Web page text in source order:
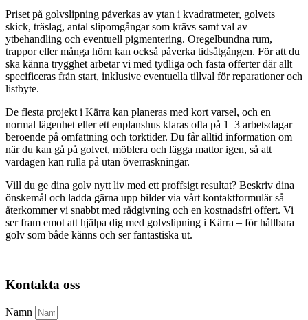
Priset på golvslipning påverkas av ytan i kvadratmeter, golvets
skick, träslag, antal slipomgångar som krävs samt val av
ytbehandling och eventuell pigmentering. Oregelbundna rum,
trappor eller många hörn kan också påverka tidsåtgången. För att du
ska känna trygghet arbetar vi med tydliga och fasta offerter där allt
specificeras från start, inklusive eventuella tillval för reparationer och
listbyte.
De flesta projekt i Kärra kan planeras med kort varsel, och en
normal lägenhet eller ett enplanshus klaras ofta på 1–3 arbetsdagar
beroende på omfattning och torktider. Du får alltid information om
när du kan gå på golvet, möblera och lägga mattor igen, så att
vardagen kan rulla på utan överraskningar.
Vill du ge dina golv nytt liv med ett proffsigt resultat? Beskriv dina
önskemål och ladda gärna upp bilder via vårt kontaktformulär så
återkommer vi snabbt med rådgivning och en kostnadsfri offert. Vi
ser fram emot att hjälpa dig med golvslipning i Kärra – för hållbara
golv som både känns och ser fantastiska ut.
Kontakta oss
Namn